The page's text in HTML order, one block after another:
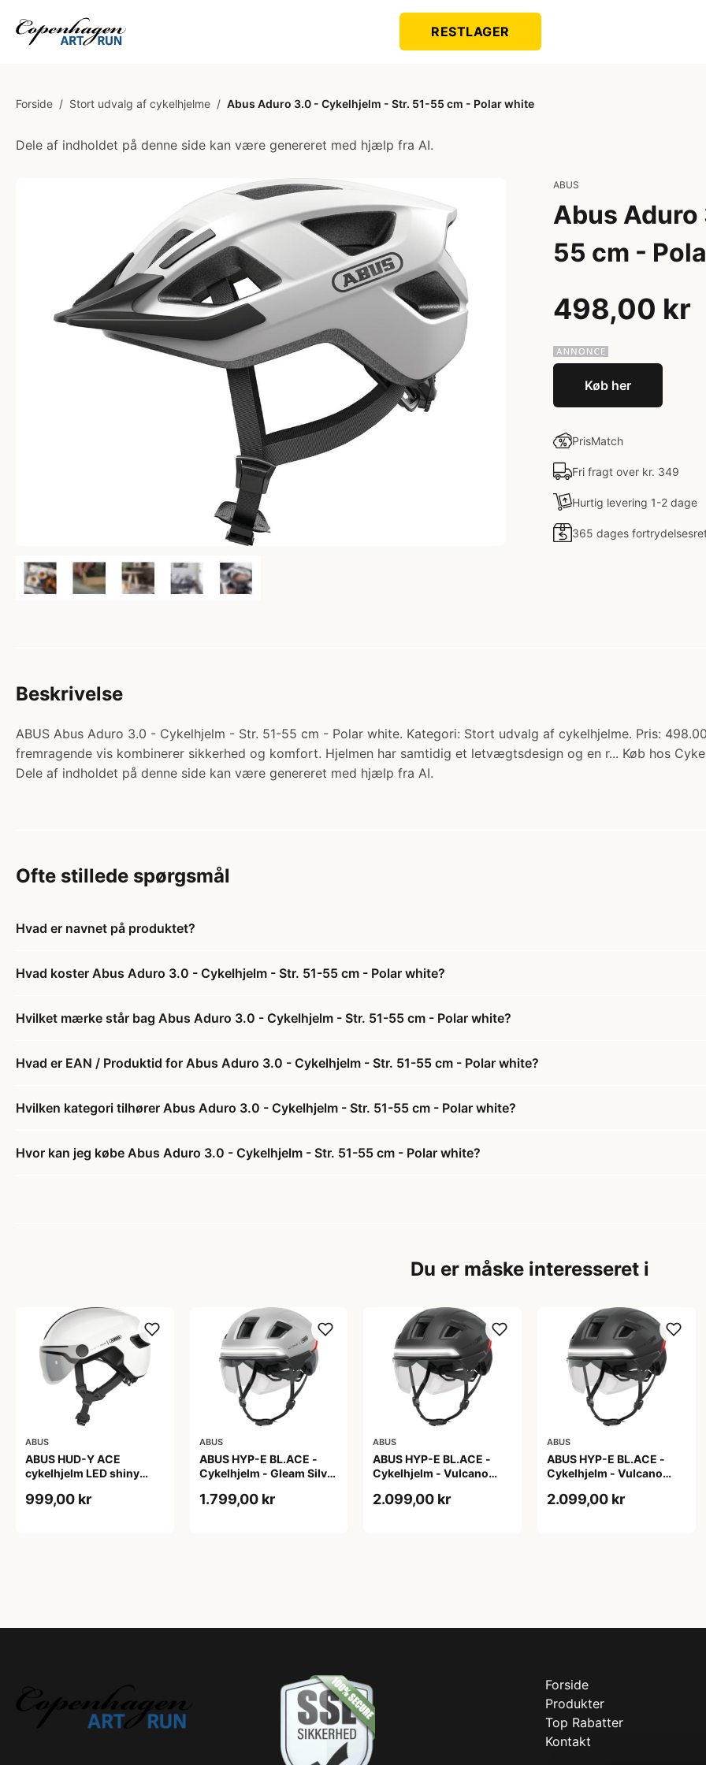
RESTLAGER
Forside / Stort udvalg af cykelhjelme / Abus Aduro 3.0 - Cykelhjelm - Str. 51-55 cm - Polar white
Dele af indholdet på denne side kan være genereret med hjælp fra AI.
ABUS
Abus
55 cm -
498,00 kr
Køb her
PrisMatch
Fri fragt over kr. 349
Hurtig levering 1-2 dage
365 dages
Beskrivelse
ABUS Abus Aduro 3.0 - Cykelhjelm - Str. 51-55 cm - Polar white. Kategori: Stort udvalg af cykelhjelme. Pris:
fremragende vis kombinerer sikkerhed og komfort. Hjelmen har samtidig et letvægtsdesign og en r... Køb hos
Dele af indholdet på denne side kan være genereret med hjælp fra AI.
Ofte stillede spørgsmål
Hvad er navnet på produktet?
Hvad koster Abus Aduro 3.0 - Cykelhjelm - Str. 51-55 cm - Polar white?
Hvilket mærke står bag Abus Aduro 3.0 - Cykelhjelm - Str. 51-55 cm - Polar white?
Hvad er EAN / Produktid for Abus Aduro 3.0 - Cykelhjelm - Str. 51-55 cm - Polar white?
Hvilken kategori tilhører Abus Aduro 3.0 - Cykelhjelm - Str. 51-55 cm - Polar white?
Hvor kan jeg købe Abus Aduro 3.0 - Cykelhjelm - Str. 51-55 cm - Polar white?
Du er måske interesseret i
ABUS
ABUS HUD-Y ACE
cykelhjelm LED shiny
999,00 kr
ABUS
ABUS HYP-E BL.ACE -
Cykelhjelm - Gleam Silver
1.799,00 kr
ABUS
ABUS HYP-E BL.ACE -
Cykelhjelm - Vulcano
2.099,00 kr
ABUS
ABUS HYP-E BL.ACE -
Cykelhjelm - Vulcano
2.099,00 kr
Forside
Produkter
Top Rabatter
Kontakt